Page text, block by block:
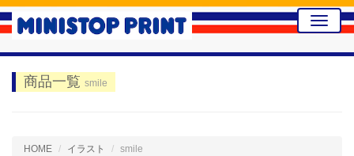
Toggle
商品一覧 smile
HOME イラスト smile